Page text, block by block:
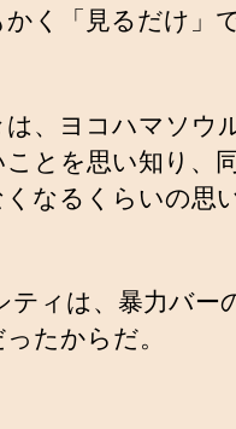
く「見るだけ」
、ヨコハマソウ
とを思い知り、
なるくらいの思
ィは、暴力バー
たからだ。